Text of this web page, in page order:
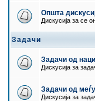
Општа
Дискусија за се
Задачи
Задачи од
Дискусија за
Задачи од
Дискусија за